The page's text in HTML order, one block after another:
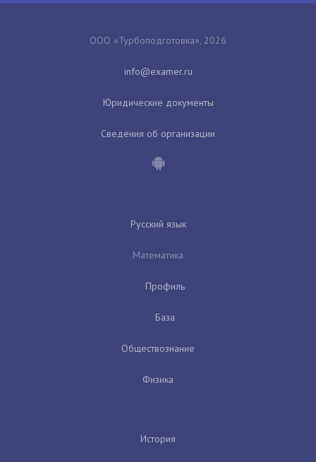
ООО «Турбоподготовка», 2026
Юридические документы
Сведения об организации
Русский язык
Математика
Профиль
База
Обществознание
Физика
История